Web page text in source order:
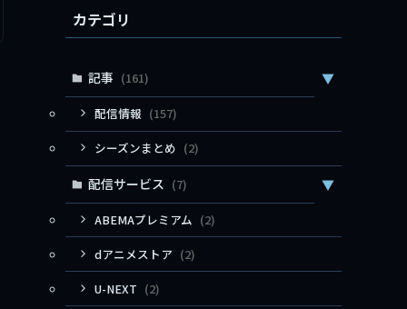
カテゴリ
記事 (161) ▼
配信情報 (157)
シーズンまとめ (2)
配信サービス (7) ▼
ABEMAプレミアム (2)
dアニメストア (2)
U-NEXT (2)